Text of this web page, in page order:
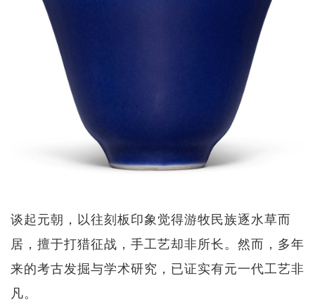
谈起元朝，以往刻板印象觉得游牧民族逐水草而
居，擅于打猎征战，手工艺却非所长。然而，多年
来的考古发掘与学术研究，已证实有元一代工艺非
凡。